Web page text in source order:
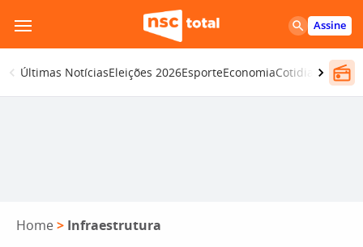
para
o
conteúdo
Assine
Últimas NotíciasEleições 2026EsporteEconomiaCotidiano
Home > Infraestrutura